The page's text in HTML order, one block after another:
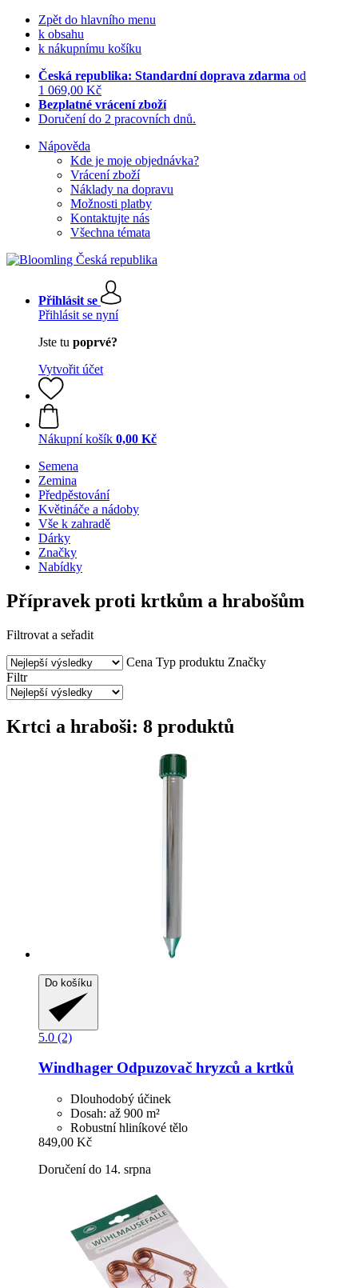
Zpět do hlavního menu
k obsahu
k nákupnímu košíku
Česká republika: Standardní doprava zdarma od
1 069,00 Kč
Bezplatné vrácení zboží
Doručení do 2 pracovních dnů.
Nápověda
Kde je moje objednávka?
Vrácení zboží
Náklady na dopravu
Možnosti platby
Kontaktujte nás
Všechna témata
Přihlásit se
Přihlásit se nyní
Jste tu poprvé?
Vytvořit účet
Nákupní košík 0,00 Kč
Semena
Zemina
Předpěstování
Květináče a nádoby
Vše k zahradě
Dárky
Značky
Nabídky
Přípravek proti krtkům a hrabošům
Filtrovat a seřadit
Cena Typ produktu Značky
Filtr
Krtci a hraboši: 8 produktů
Do košíku
5.0 (2)
Windhager Odpuzovač hryzců a krtků
Dlouhodobý účinek
Dosah: až 900 m²
Robustní hliníkové tělo
849,00 Kč
Doručení do 14. srpna